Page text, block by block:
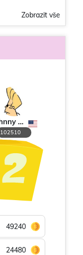
Zobrazit vše
Johnny Bravo
102510
49240
24480